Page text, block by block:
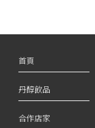
首頁
丹醇飲品
合作店家